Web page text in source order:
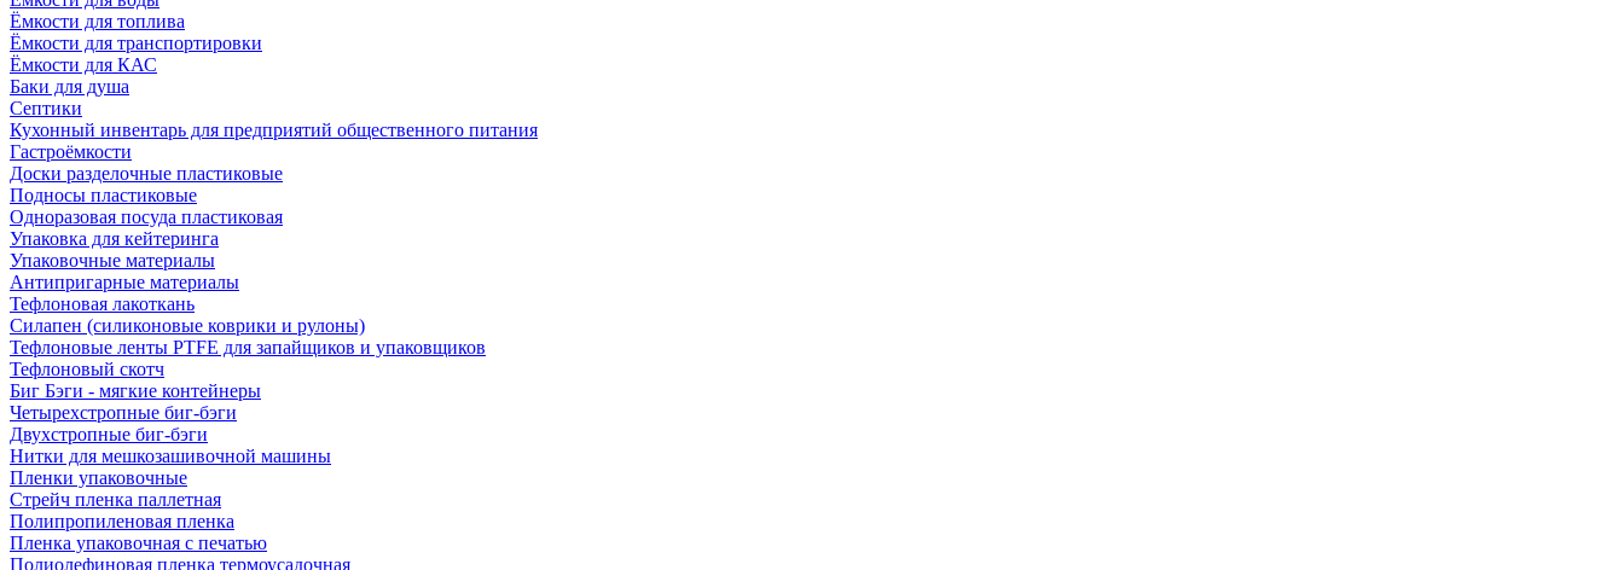
Ёмкости для топлива
Ёмкости для транспортировки
Ёмкости для КАС
Баки для душа
Септики
Кухонный инвентарь для предприятий общественного питания
Гастроёмкости
Доски разделочные пластиковые
Подносы пластиковые
Одноразовая посуда пластиковая
Упаковка для кейтеринга
Упаковочные материалы
Антипригарные материалы
Тефлоновая лакоткань
Силапен (силиконовые коврики и рулоны)
Тефлоновые ленты PTFE для запайщиков и упаковщиков
Тефлоновый скотч
Биг Бэги - мягкие контейнеры
Четырехстропные биг-бэги
Двухстропные биг-бэги
Нитки для мешкозашивочной машины
Пленки упаковочные
Стрейч пленка паллетная
Полипропиленовая пленка
Пленка упаковочная с печатью
Полиолефиновая пленка термоусадочная